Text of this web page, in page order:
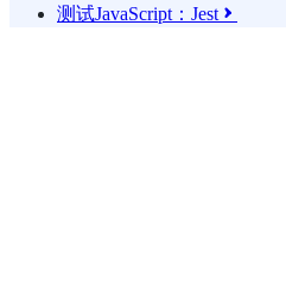
测试JavaScript：Jest 